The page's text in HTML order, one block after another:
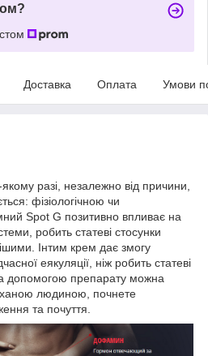
Доставка Оплата Умови
разі, незалежно від причини,
фізіологічною чи
Spot G позитивно впливає на
робить статеві стосунки
Інтим крем дає змогу
еякуляції, ніж робить статеві
допомогою препарату можна
людиною, почнете
та почуття.